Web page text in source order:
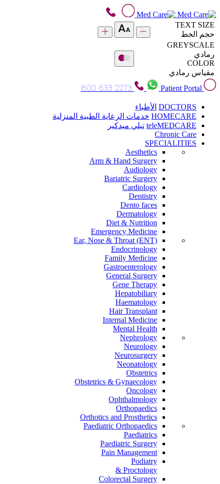
TEXT SIZE
حجم الخط
GREYSCALE
رمادي
COLOR
مقياس رمادي
Patient Portal
800 633 2273
DOCTORS الأطباء
HOMECARE خدمات الرعاية الطبية المنزلية
teleMEDCARE تيلي ميدكير
Chronic Care
SPECIALITIES
Aesthetics
Arm & Hand Surgery
Audiology
Bariatric Surgery
Cardiology
Dentistry
Dento faces
Dermatology
Diet & Nutrition
Emergency Medicine
Ear, Nose & Throat (ENT)
Endocrinology
Family Medicine
Gastroenterology
General Surgery
Gene Therapy
Hepatobiliary
Haematology
Hair Transplant
Internal Medicine
Mental Health
Nephrology
Neurology
Neurosurgery
Neonatology
Obstetrics
Obstetrics & Gynaecology
Oncology
Ophthalmology
Orthopaedics
Orthotics and Prosthetics
Paediatric Orthopaedics
Paediatrics
Paediatric Surgery
Pain Management
Podiatry
Proctology &
Colorectal Surgery